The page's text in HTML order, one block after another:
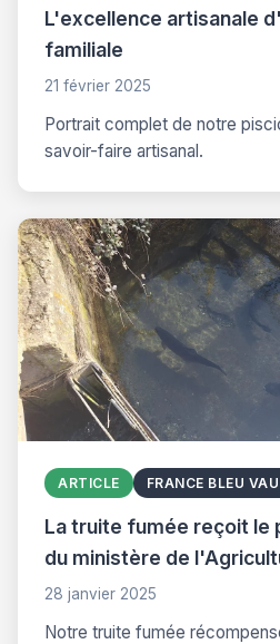
L'excellence artisanale
familiale
21 février 2025
Portrait complet de notre
savoir-faire artisanal.
ARTICLE FRANCE BLEU
La truite fumée reçoit le
du ministère de
28 janvier 2025
Notre truite fumée